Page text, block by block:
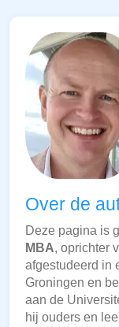
Over de
Deze pagina is
MBA, oprichter
afgestudeerd in
Groningen en
aan de
hij ouders en